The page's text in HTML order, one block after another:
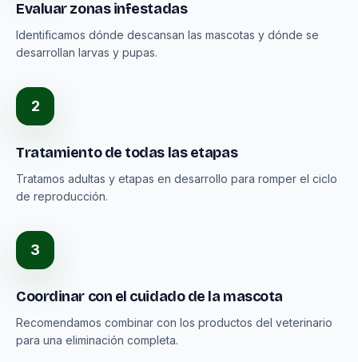
Evaluar zonas infestadas
Identificamos dónde descansan las mascotas y dónde se
desarrollan larvas y pupas.
2
Tratamiento de todas las etapas
Tratamos adultas y etapas en desarrollo para romper el ciclo
de reproducción.
3
Coordinar con el cuidado de la mascota
Recomendamos combinar con los productos del veterinario
para una eliminación completa.